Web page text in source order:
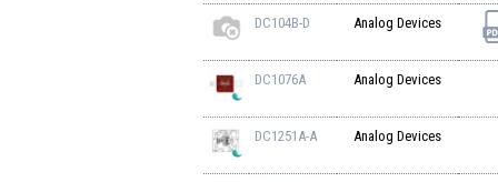
DC104B-D Analog Devices
DC1076A Analog Devices
DC1251A-A Analog Devices